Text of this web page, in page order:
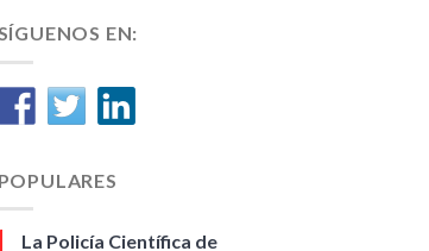
EN:
POPULARES
La Policía Científica de